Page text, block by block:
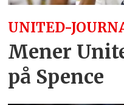
UNITED-
Mener
på Spence